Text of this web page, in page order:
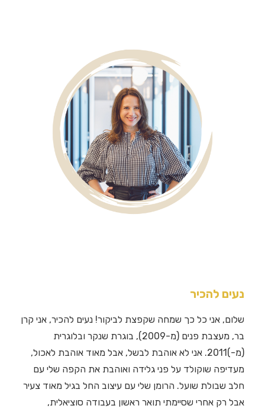
נעים להכיר
שלום, אני כל כך שמחה שקפצת לביקור! נעים להכיר, אני קרן
בר, מעצבת פנים (מ-2009), בוגרת שנקר ובלוגרית
(מ-)2011. אני לא אוהבת לבשל, אבל מאוד אוהבת לאכול,
מעדיפה שוקולד על פני גלידה ואוהבת את הקפה שלי עם
חלב שבולת שועל. הרומן שלי עם עיצוב החל בגיל מאוד צעיר
אבל רק אחרי שסיימתי תואר ראשון בעבודה סוציאלית,